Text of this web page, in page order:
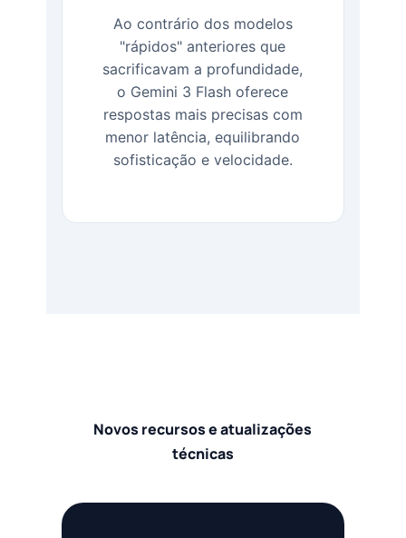
Ao contrário dos modelos
"rápidos" anteriores que
sacrificavam a profundidade,
o Gemini 3 Flash oferece
respostas mais precisas com
menor latência, equilibrando
sofisticação e velocidade.
Novos recursos e atualizações
técnicas